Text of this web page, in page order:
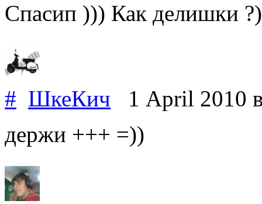
Спасип ))) Как делишки
# ШкеКич 1 April 2010
держи +++ =))